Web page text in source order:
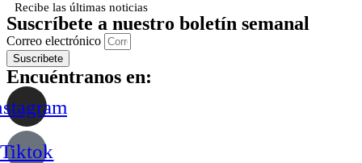
Recibe las últimas noticias
Suscríbete a nuestro boletín semanal
Correo electrónico
Suscribete
Encuéntranos en:
Tiktok